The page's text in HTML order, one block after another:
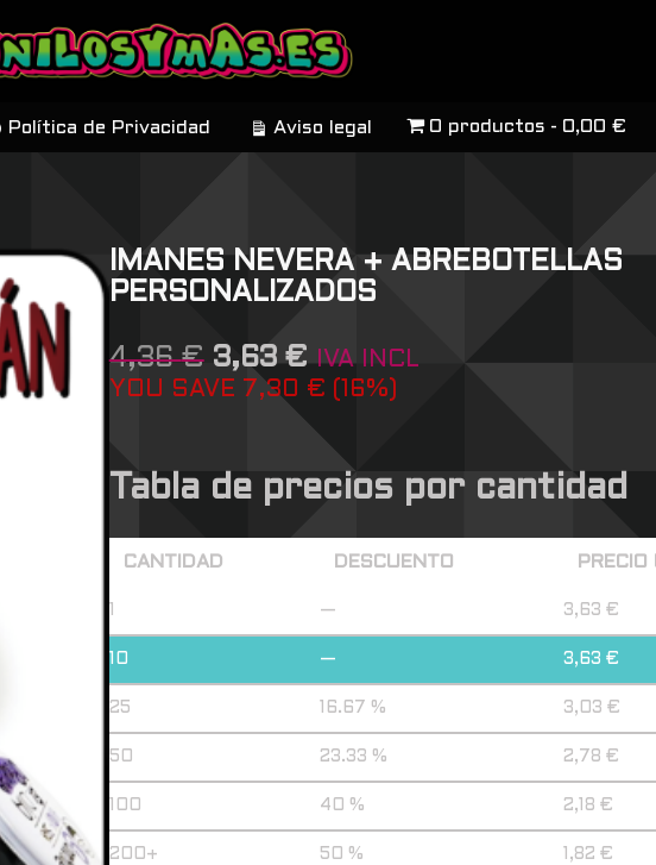
Política de Privacidad Aviso legal 0 productos 0,00 €
IMANES NEVERA + ABREBOTELLAS
PERSONALIZADOS
4,36€ 3,63€ IVA INCL
YOU SAVE 7,30 € 16%)
Tabla de precios por cantidad
CANTIDAD DESCUENTO PRECIO
— 3,63 €
10 — 3,63 €
25 16.67 % 3,03 €
50 23.33 % 2,78 €
100 40 % 2,18 €
200+ 50 % 1,82 €